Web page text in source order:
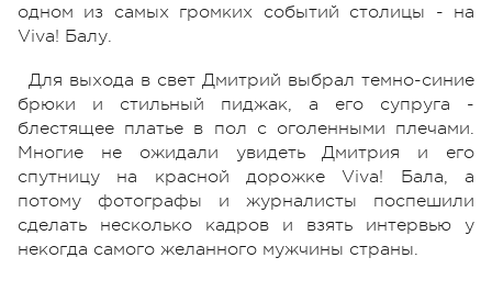
одном из самых громких событий столицы - на
Viva! Балу.
Для выхода в свет Дмитрий выбрал темно-синие
брюки и стильный пиджак, а его супруга -
блестящее платье в пол с оголенными плечами.
Многие не ожидали увидеть Дмитрия и его
спутницу на красной дорожке Viva! Бала, а
потому фотографы и журналисты поспешили
сделать несколько кадров и взять интервью у
некогда самого желанного мужчины страны.